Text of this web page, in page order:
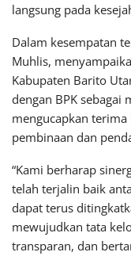
langsung pada
Dalam kesempatan
Muhlis,
Kabupaten Barito
dengan BPK sebagai
mengucapkan terima
pembinaan dan
“Kami berharap
telah terjalin baik
dapat terus
mewujudkan tata
transparan, dan